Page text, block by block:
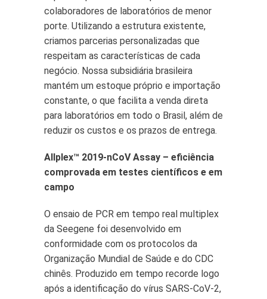
colaboradores de laboratórios de menor
porte. Utilizando a estrutura existente,
criamos parcerias personalizadas que
respeitam as características de cada
negócio. Nossa subsidiária brasileira
mantém um estoque próprio e importação
constante, o que facilita a venda direta
para laboratórios em todo o Brasil, além de
reduzir os custos e os prazos de entrega.
Allplex™ 2019-nCoV Assay – eficiência
comprovada em testes científicos e em
campo
O ensaio de PCR em tempo real multiplex
da Seegene foi desenvolvido em
conformidade com os protocolos da
Organização Mundial de Saúde e do CDC
chinês. Produzido em tempo recorde logo
após a identificação do vírus SARS-CoV-2,